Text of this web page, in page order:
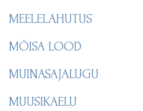
MEELELAHUTUS
MÕISA LOOD
MUINASAJALUGU
MUUSIKAELU